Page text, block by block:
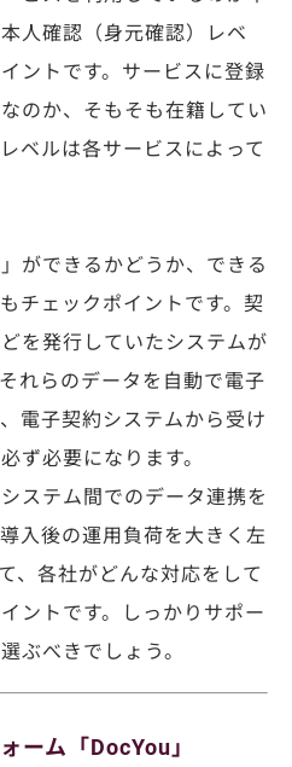
人確認（身元確認）レベ
ントです。サービスに登録
のか、そもそも在籍してい
ベルは各サービスによって
ができるかどうか、できる
チェックポイントです。契
を発行していたシステムが
れらのデータを自動で電子
電子契約システムから受け
ず必要になります。
ステム間でのデータ連携を
入後の運用負荷を大きく左
、各社がどんな対応をして
ントです。しっかりサポー
ぶべきでしょう。
ーム「DocYou」